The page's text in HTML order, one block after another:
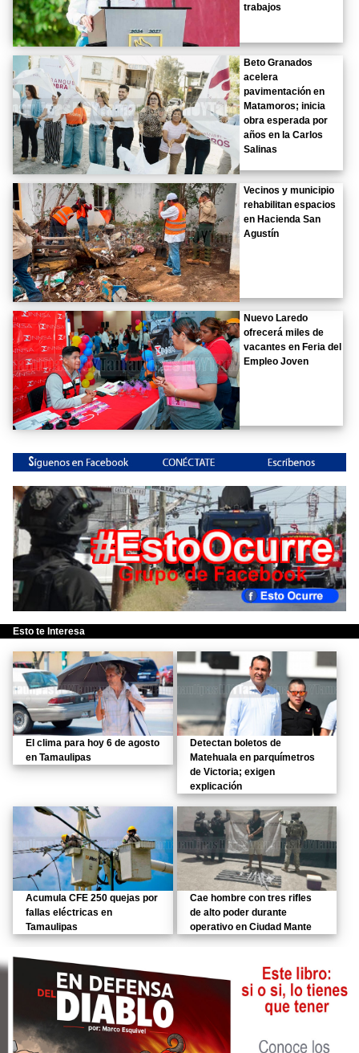
trabajos
Beto Granados
acelera
pavimentación en
Matamoros; inicia
obra esperada por
años en la Carlos
Salinas
Vecinos y municipio
rehabilitan espacios
en Hacienda San
Agustín
Nuevo Laredo
ofrecerá miles de
vacantes en Feria del
Empleo Joven
Esto te Interesa
El clima para hoy 6 de agosto
en Tamaulipas
Detectan boletos de
Matehuala en parquímetros
de Victoria; exigen
explicación
Acumula CFE 250 quejas por
fallas eléctricas en
Tamaulipas
Cae hombre con tres rifles
de alto poder durante
operativo en Ciudad Mante